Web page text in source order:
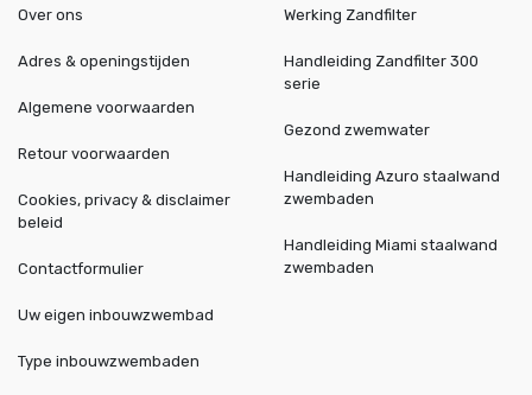
Over ons
Adres & openingstijden
Algemene voorwaarden
Retour voorwaarden
Cookies, privacy & disclaimer
beleid
Contactformulier
Werking Zandfilter
Handleiding Zandfilter 300
serie
Gezond zwemwater
Handleiding Azuro staalwand
zwembaden
Handleiding Miami staalwand
zwembaden
Uw eigen inbouwzwembad
Type inbouwzwembaden